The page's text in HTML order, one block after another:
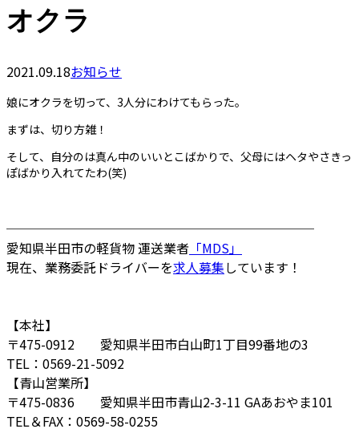
オクラ
2021.09.18お知らせ
娘にオクラを切って、3人分にわけてもらった。
まずは、切り方雑！
そして、自分のは真ん中のいいとこばかりで、父母にはヘタやさきっ
ぽばかり入れてたわ(笑)
────────────────────────
愛知県半田市の軽貨物 運送業者 「MDS」
現在、業務委託ドライバーを求人募集しています！
【本社】
〒475-0912 愛知県半田市白山町1丁目99番地の3
TEL：0569-21-5092
【青山営業所】
〒475-0836 愛知県半田市青山2-3-11 GAあおやま101
TEL＆FAX：0569-58-0255